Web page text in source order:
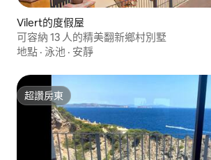
Vilert的度假屋
可容納 13 人的精美翻新鄉村別墅
地點 · 泳池 · 安靜
超讚房東
超讚房東